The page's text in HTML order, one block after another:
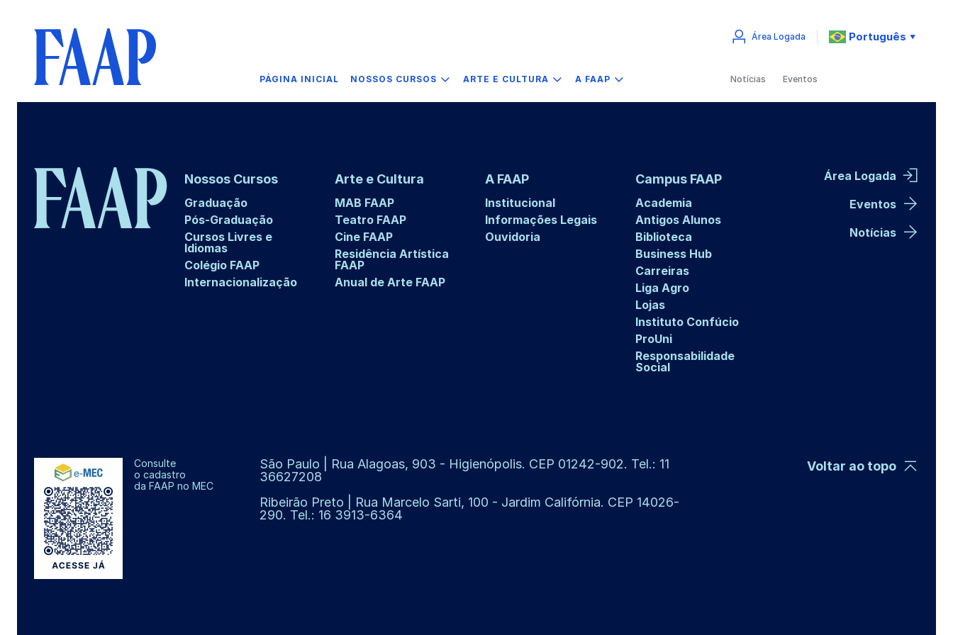
PÁGINA INICIAL NOSSOS CURSOS ARTE E CULTURA A FAAP
Área Logada Português ▼
Notícias Eventos
Nossos Cursos
Graduação
Pós-Graduação
Cursos Livres e
Idiomas
Colégio FAAP
Internacionalização
Arte e Cultura
MAB FAAP
Teatro FAAP
Cine FAAP
Residência Artística
FAAP
Anual de Arte FAAP
A FAAP
Institucional
Informações Legais
Ouvidoria
Campus FAAP
Academia
Antigos Alunos
Biblioteca
Business Hub
Carreiras
Liga Agro
Lojas
Instituto Confúcio
ProUni
Responsabilidade
Social
Área Logada
Eventos
Notícias
Consulte
o cadastro
da FAAP no MEC
São Paulo | Rua Alagoas, 903 - Higienópolis. CEP 01242-902. Tel.: 11
36627208
Ribeirão Preto | Rua Marcelo Sarti, 100 - Jardim Califórnia. CEP 14026-
290. Tel.: 16 3913-6364
Voltar ao topo